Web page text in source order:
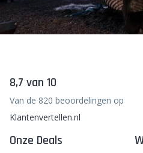
8,7 van 10
Van de 820 beoordelingen op
Klantenvertellen.nl
Onze Deals